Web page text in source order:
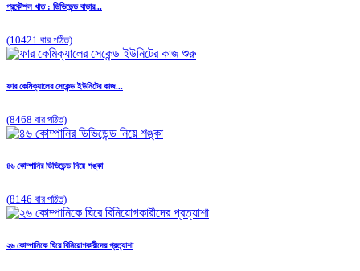
প্রকৌশল খাত : ডিভিডেন্ড বাড়ার...
(10421 বার পঠিত)
ফার কেমিক্যালের সেকেন্ড ইউনিটের কাজ...
(8468 বার পঠিত)
৪৬ কোম্পানির ডিভিডেন্ড নিয়ে শঙ্কা
(8146 বার পঠিত)
২৬ কোম্পানিকে ঘিরে বিনিয়োগকারীদের প্রত্যাশা